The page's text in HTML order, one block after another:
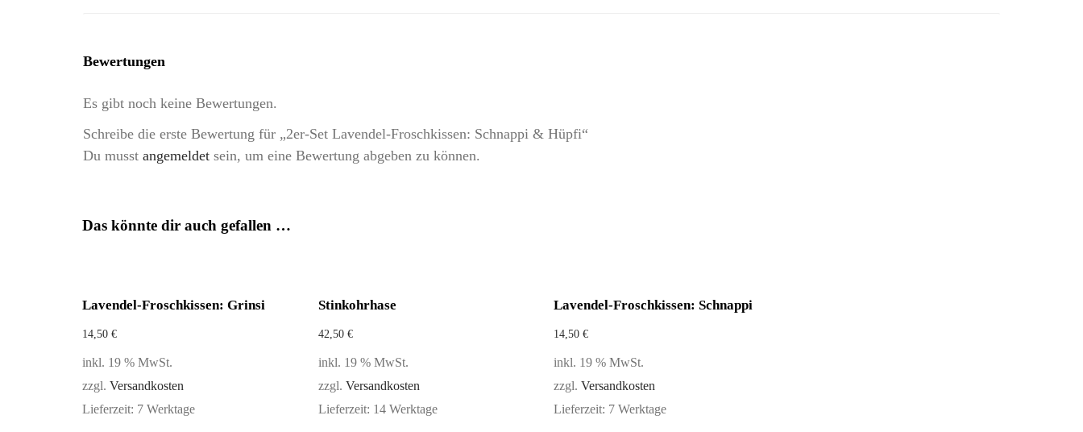
Bewertungen
Es gibt noch keine Bewertungen.
Schreibe die erste Bewertung für „2er-Set Lavendel-Froschkissen: Schnappi & Hüpfi“
Du musst angemeldet sein, um eine Bewertung abgeben zu können.
Das könnte dir auch gefallen …
Lavendel-Froschkissen: Grinsi
14,50 €
inkl. 19 % MwSt.
zzgl. Versandkosten
Lieferzeit: 7 Werktage
Stinkohrhase
42,50 €
inkl. 19 % MwSt.
zzgl. Versandkosten
Lieferzeit: 14 Werktage
Lavendel-Froschkissen: Schnappi
14,50 €
inkl. 19 % MwSt.
zzgl. Versandkosten
Lieferzeit: 7 Werktage